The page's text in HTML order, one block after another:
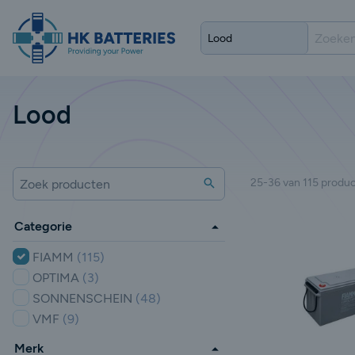
Lood
25-36 van 115
Zoek producten Zoeken
Categorie
FIAMM (115)
OPTIMA (3)
SONNENSCHEIN (48)
VMF (9)
Merk